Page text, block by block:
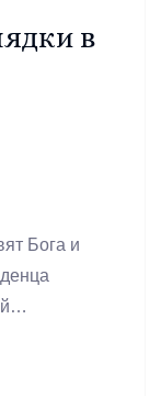
в
Бога и
иконы